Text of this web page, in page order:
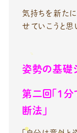
気持ちを新た
せていこうと思
姿勢の基礎
第二回「1分
断法」